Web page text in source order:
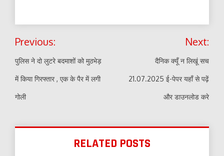
Post
navigation
Previous:
पुलिस ने दो लुटरे बदमाशों को मुठभेड़
में किया गिरफ्तार , एक के पैर में लगी
गोली
Next:
दैनिक क्यूँ न लिखूं सच
21.07.2025 ई-पेपर यहाँ से पढ़ें
और डाउनलोड करे
RELATED POSTS